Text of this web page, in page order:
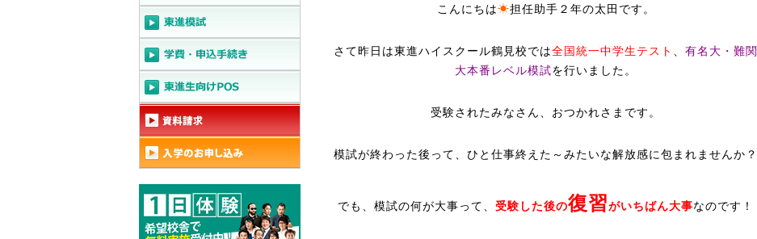
こんにちは☀担任助手２年の太田です。
さて昨日は東進ハイスクール鶴見校では全国統一中学生テスト
有名大・難関
大本番レベル模試を行いました。
受験されたみなさん、おつかれさまです。
模試が終わった後って、ひと仕事終えた～みたいな解放感に包まれませんか？
でも、模試の何が大事って、 受験した後の復習がいちばん大事なのです！